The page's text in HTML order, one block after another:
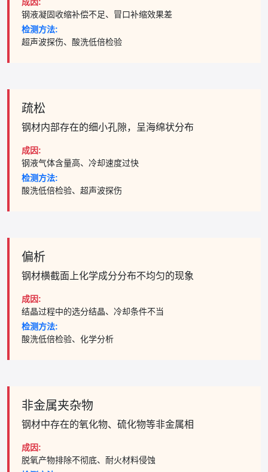
钢液凝固收缩补偿不足、冒口补缩效果差
检测方法:
超声波探伤、酸洗低倍检验
疏松
钢材内部存在的细小孔隙，呈海绵状分布
成因:
钢液气体含量高、冷却速度过快
检测方法:
酸洗低倍检验、超声波探伤
偏析
钢材横截面上化学成分分布不均匀的现象
成因:
结晶过程中的选分结晶、冷却条件不当
检测方法:
酸洗低倍检验、化学分析
非金属夹杂物
钢材中存在的氧化物、硫化物等非金属相
成因:
脱氧产物排除不彻底、耐火材料侵蚀